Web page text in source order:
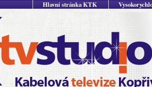
Hlavní stránka KTK